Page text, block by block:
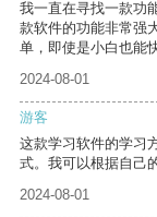
我一直在寻找一款功
款软件的功能非常强
单，即使是小白也能
2024-08-01
游客
这款学习软件的学习
式。我可以根据自己
2024-08-01